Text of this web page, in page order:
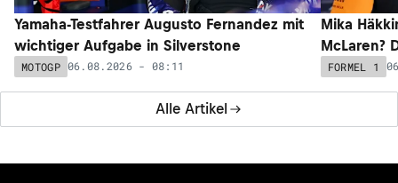
Alle Artikel
Yamaha-Testfahrer Augusto Fernandez mit
wichtiger Aufgabe in Silverstone
MOTOGP 06.08.2026 - 08:11
Mika
McLaren?
FORMEL 1